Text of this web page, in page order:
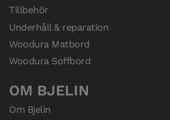
Tillbehör
Underhåll & reparation
Woodura Matbord
Woodura Soffbord
OM BJELIN
Om Bjelin